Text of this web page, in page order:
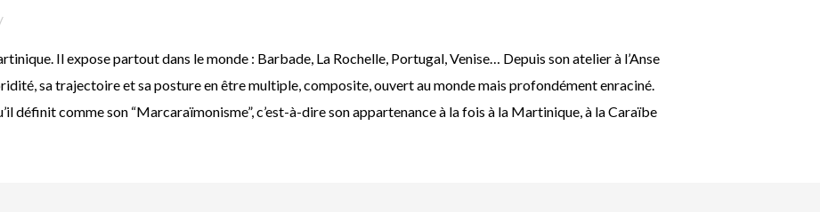
Il expose partout dans le monde : Barbade, La Rochelle, Portugal, Venise… Depuis son atelier à l’Anse
sa trajectoire et sa posture en être multiple, composite, ouvert au monde mais profondément enraciné.
définit comme son “Marcaraïmonisme”, c’est-à-dire son appartenance à la fois à la Martinique, à la Caraïbe